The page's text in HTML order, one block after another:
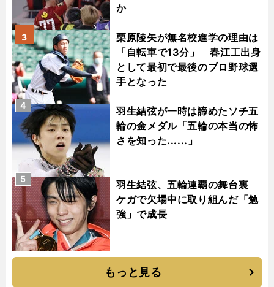
か
栗原陵矢が無名校進学の理由は
「自転車で13分」 春江工出身
として最初で最後のプロ野球選
手となった
3
羽生結弦が一時は諦めたソチ五
輪の金メダル「五輪の本当の怖
さを知った......」
4
羽生結弦、五輪連覇の舞台裏
ケガで欠場中に取り組んだ「勉
強」で成長
5
もっと見る